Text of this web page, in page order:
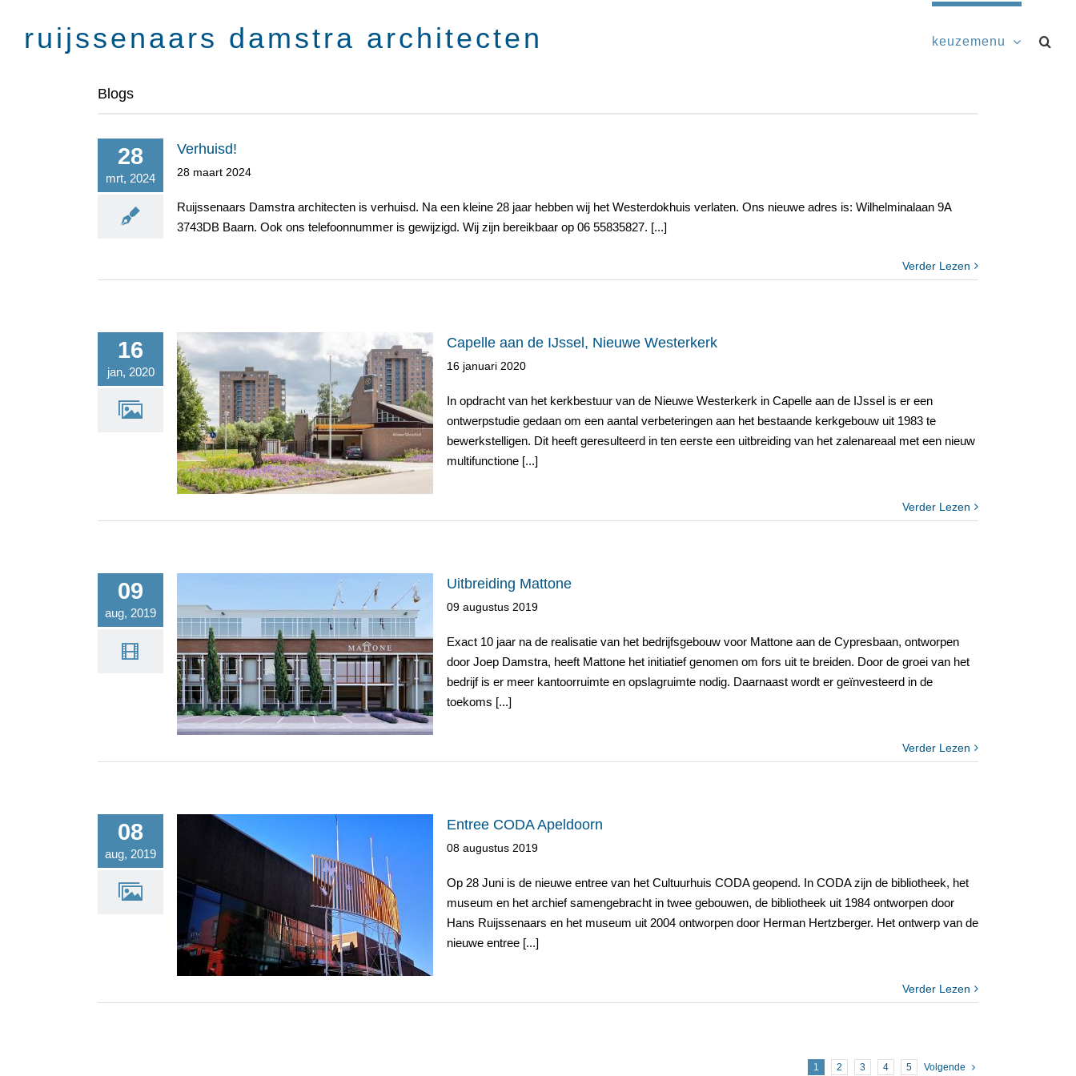
content
keuzemenu
Blogs
28
mrt, 2024
Verhuisd!
28 maart 2024
Ruijssenaars Damstra architecten is verhuisd. Na een kleine 28 jaar hebben wij het Westerdokhuis verlaten. Ons nieuwe adres is: Wilhelminalaan 9A
3743DB Baarn. Ook ons telefoonnummer is gewijzigd. Wij zijn bereikbaar op 06 55835827. [...]
Verder Lezen
16
jan, 2020
Capelle aan de IJssel, Nieuwe Westerkerk
Capelle aan de IJssel, Nieuwe Westerkerk
16 januari 2020
In opdracht van het kerkbestuur van de Nieuwe Westerkerk in Capelle aan de IJssel is er een
ontwerpstudie gedaan om een aantal verbeteringen aan het bestaande kerkgebouw uit 1983 te
bewerkstelligen. Dit heeft geresulteerd in ten eerste een uitbreiding van het zalenareaal met een nieuw
multifunctione [...]
Verder Lezen
09
aug, 2019
Uitbreiding Mattone
Uitbreiding Mattone
09 augustus 2019
Exact 10 jaar na de realisatie van het bedrijfsgebouw voor Mattone aan de Cypresbaan, ontworpen
door Joep Damstra, heeft Mattone het initiatief genomen om fors uit te breiden. Door de groei van het
bedrijf is er meer kantoorruimte en opslagruimte nodig. Daarnaast wordt er geïnvesteerd in de
toekoms [...]
Verder Lezen
08
aug, 2019
Entree CODA Apeldoorn
Entree CODA Apeldoorn
08 augustus 2019
Op 28 Juni is de nieuwe entree van het Cultuurhuis CODA geopend. In CODA zijn de bibliotheek, het
museum en het archief samengebracht in twee gebouwen, de bibliotheek uit 1984 ontworpen door
Hans Ruijssenaars en het museum uit 2004 ontworpen door Herman Hertzberger. Het ontwerp van de
nieuwe entree [...]
Verder Lezen
1 2 3 4 5 Volgende